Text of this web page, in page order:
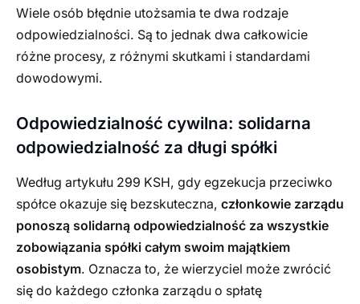
Wiele osób błędnie utożsamia te dwa rodzaje
odpowiedzialności. Są to jednak dwa całkowicie
różne procesy, z różnymi skutkami i standardami
dowodowymi.
Odpowiedzialność cywilna: solidarna
odpowiedzialność za długi spółki
Według artykułu 299 KSH, gdy egzekucja przeciwko
spółce okazuje się bezskuteczna, członkowie zarządu
ponoszą solidarną odpowiedzialność za wszystkie
zobowiązania spółki całym swoim majątkiem
osobistym. Oznacza to, że wierzyciel może zwrócić
się do każdego członka zarządu o spłatę